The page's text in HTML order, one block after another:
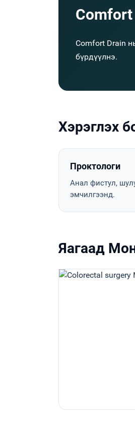
Comfort Drain
бүрдүүлнэ.
Хэрэглэх
Проктологи
Анал фистул,
эмчилгээнд.
Яагаад